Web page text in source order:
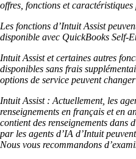
offres, fonctions et
Les fonctions d’Intuit Assist
disponible avec QuickBooks Self-
Intuit Assist et certaines autres
disponibles sans frais
options de service peuvent
Intuit Assist : Actuellement, les
renseignements en français et en
contient des renseignements dans
par les agents d’IA d’Intuit
Nous vous recommandons